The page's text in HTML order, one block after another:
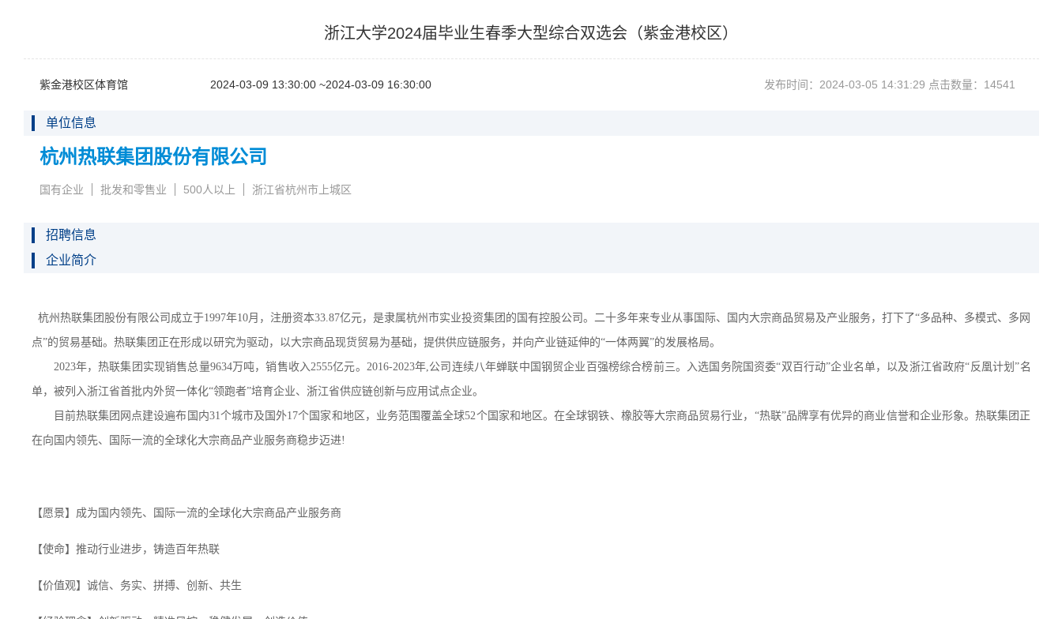
浙江大学2024届毕业生春季大型综合双选会（紫金港校区）
紫金港校区体育馆 2024-03-0913:30:00~2024-03-0916:30:00 发布时间：2024-03-0514:31:29点击数量：14541
单位信息
杭州热联集团股份有限公司
国有企业 批发和零售业 500人以上 浙江省杭州市上城区
招聘信息
企业简介
杭州热联集团股份有限公司成立于1997年10月，注册资本33.87亿元，是隶属杭州市实业投资集团的国有控股公司。二十多年来专业从事国际、国内大宗商品贸易及产业服务，打下了“多品种、多模式、多网
点”的贸易基础。热联集团正在形成以研究为驱动，以大宗商品现货贸易为基础，提供供应链服务，并向产业链延伸的“一体两翼”的发展格局。
2023年，热联集团实现销售总量9634万吨，销售收入2555亿元。2016-2023年,公司连续八年蝉联中国钢贸企业百强榜综合榜前三。入选国务院国资委“双百行动”企业名单，以及浙江省政府“反凰计划”名
单，被列入浙江省首批内外贸一体化“领跑者”培育企业、浙江省供应链创新与应用试点企业。
目前热联集团网点建设遍布国内31个城市及国外17个国家和地区，业务范围覆盖全球52个国家和地区。在全球钢铁、橡胶等大宗商品贸易行业，“热联”品牌享有优异的商业信誉和企业形象。热联集团正
在向国内领先、国际一流的全球化大宗商品产业服务商稳步迈进!
【愿景】成为国内领先、国际一流的全球化大宗商品产业服务商
【使命】推动行业进步，铸造百年热联
【价值观】诚信、务实、拼搏、创新、共生